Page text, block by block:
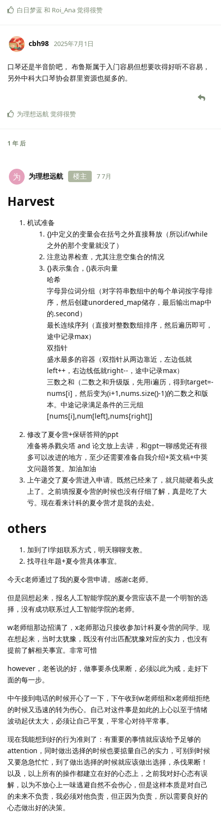
白日梦蓝和 Roi_Ana觉得很赞
cbh98 2025年7月1日
口琴还是半音阶吧， 布鲁斯属于入门容易但想要吹得好听不容易，
另外中科大口琴协会群里资源也挺多的。
为理想远航觉得很赞
1 年 后
为 为理想远航 楼主 7 7月
Harvest
机试准备
{}中定义的变量会在括号之外直接释放（所以if/while
之外的那个变量就没了）
注意边界检查，尤其注意空集合的情况
{}表示集合，()表示向量
哈希
字母异位词分组（对字符串数组中的每个单词按字母排
序，然后创建unordered_map储存，最后输出map中
的.second）
最长连续序列（直接对整数数组排序，然后遍历即可，
途中记录max）
双指针
盛水最多的容器（双指针从两边靠近，左边低就
left++，右边线低就right--，途中记录max）
三数之和（二数之和升级版，先用i遍历，得到target=-
nums[i]，然后变为(i+1,nums.size()-1)的二数之和版
本。中途记录满足条件的三元组
[nums[i],num[left],nums[right]]
修改了夏令营+保研答辩的ppt
准备将杀戮尖塔 and 论文放上去讲，和gpt一聊感觉还有很
多可以改进的地方，至少还需要准备自我介绍+英文稿+中英
文问题答复。加油加油
上午递交了夏令营进入申请。既然已经来了，就只能硬着头皮
上了。之前填报夏令营的时候也没有仔细了解，真是吃了大
亏。现在看来计科的夏令营才是我的去处。
others
加到了l学姐联系方式，明天聊聊支教。
找寻往年题+夏令营具体事宜。
今天c老师通过了我的夏令营申请。感谢c老师。
但是回想起来，报名人工智能学院的夏令营应该不是一个明智的选
择，没有成功联系过人工智能学院的老师。
w老师组那边招满了，x老师那边只接收参加计科夏令营的同学。现
在想起来，当时太犹豫，既没有付出匹配犹豫对应的实力，也没有
提前了解相关事宜。非常可惜
however，老爸说的好，做事要杀伐果断，必须以此为戒，走好下
面的每一步。
中午接到电话的时候开心了一下，下午收到w老师组和x老师组拒绝
的时候又迅速的转为伤心。自己对这件事是如此的上心以至于情绪
波动起伏太大，必须让自己平复，平常心对待平常事。
现在我能想到好的行为准则了：有重要的事情就应该给予足够的
attention，同时做出选择的时候也要掂量自己的实力，可别到时候
又要急急忙忙，到了做出选择的时候就应该做出选择，杀伐果断！
以及，以上所有的操作都建立在好的心态上，之前我对好心态有误
解，以为不放心上一味逃避自然不会伤心，但是这样本质是对自己
的未来不负责，我必须对他负责，但正因为负责，所以需要良好的
心态做出好的决策。